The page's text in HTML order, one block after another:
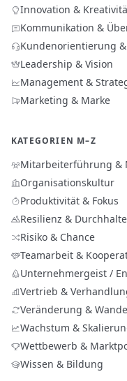
Innovation &
Kommunikation &
Kundenorientierung &
Leadership & Vision
Management &
Marketing & Marke
KATEGORIEN M–Z
Mitarbeiterführung &
Organisationskultur
Produktivität & Fokus
Resilienz &
Risiko & Chance
Teamarbeit &
Unternehmergeist /
Vertrieb &
Veränderung &
Wachstum &
Wettbewerb &
Wissen & Bildung